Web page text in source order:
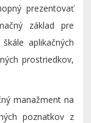
prezentovať
základ pre
aplikačných
prostriedkov,
manažment na
poznatkov z